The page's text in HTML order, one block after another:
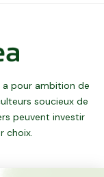
a pour ambition de
soucieux de
peuvent investir
choix.